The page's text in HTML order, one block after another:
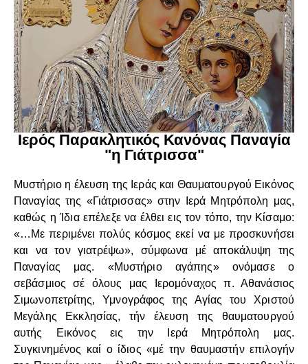
Ιερός Παρακλητικός Κανόνας Παναγία
"η Γιάτρισσα"
Μυστήριο η έλευση της Ιεράς και Θαυματουργού Εικόνος
Παναγίας της «Γιάτρισσας» στην Ιερά Μητρόπολη μας,
καθώς η Ίδια επέλεξε να έλθει εις τον τόπο, την Κίσαμο:
«…Με περιμένει πολύς κόσμος εκεί να με προσκυνήσει
και να τον γιατρέψω», σύμφωνα μέ αποκάλυψη της
Παναγίας μας. «Μυστήριο αγάπης» ονόμασε ο
σεβάσμιος σέ όλους μας Ιερομόναχος π. Αθανάσιος
Σιμωνοπετρίτης, Υμνογράφος της Αγίας του Χριστού
Μεγάλης Εκκλησίας, τήν έλευση της θαυματουργού
αυτής Εικόνος εις την Ιερά Μητρόπολη μας.
Συγκινημένος καί ο ίδιος «μέ την θαυμαστήν επιλογήν